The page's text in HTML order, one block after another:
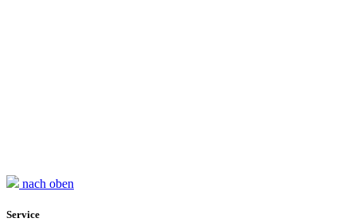
nach oben
Service